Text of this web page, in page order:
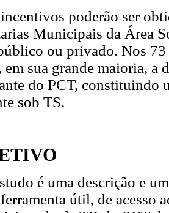
incentivos poderão ser
Municipais da Área
ou privado. Nos
em sua grande maioria,
do PCT, constituindo
sob TS.
é uma descrição e
útil, de acesso